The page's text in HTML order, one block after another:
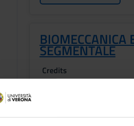
BIOMECCANICA
SEGMENTALE
Credits
2
2 SEMESTRE